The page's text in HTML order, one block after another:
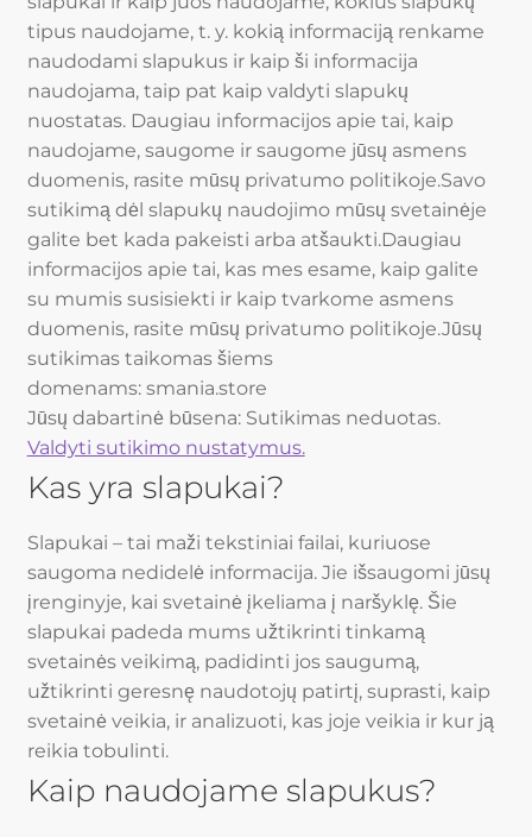
tipus naudojame, t. y. kokią informaciją renkame
naudodami slapukus ir kaip ši informacija
naudojama, taip pat kaip valdyti slapukų
nuostatas. Daugiau informacijos apie tai, kaip
naudojame, saugome ir saugome jūsų asmens
duomenis, rasite mūsų privatumo politikoje.Savo
sutikimą dėl slapukų naudojimo mūsų svetainėje
galite bet kada pakeisti arba atšaukti.Daugiau
informacijos apie tai, kas mes esame, kaip galite
su mumis susisiekti ir kaip tvarkome asmens
duomenis, rasite mūsų privatumo politikoje.Jūsų
sutikimas taikomas šiems
domenams: smania.store
Jūsų dabartinė būsena: Sutikimas neduotas.
Valdyti sutikimo nustatymus.
Kas yra slapukai?
Slapukai – tai maži tekstiniai failai, kuriuose
saugoma nedidelė informacija. Jie išsaugomi jūsų
įrenginyje, kai svetainė įkeliama į naršyklę. Šie
slapukai padeda mums užtikrinti tinkamą
svetainės veikimą, padidinti jos saugumą,
užtikrinti geresnę naudotojų patirtį, suprasti, kaip
svetainė veikia, ir analizuoti, kas joje veikia ir kur ją
reikia tobulinti.
Kaip naudojame slapukus?